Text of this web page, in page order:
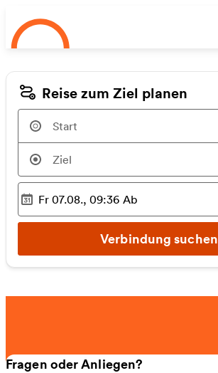
Zum Hauptinhalt springen
Reise zum Ziel planen
Ausgewählter Zeitpunkt
Fr 07.08., 09:36 Ab
Verbindung suchen
Fragen oder Anliegen?